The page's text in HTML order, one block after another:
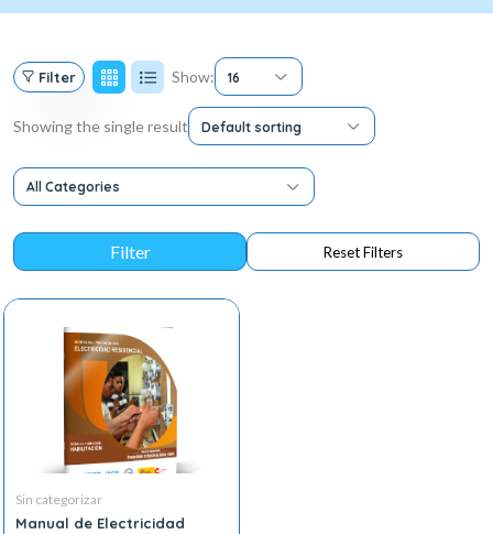
Filter Show: 16
Showing the single result Default sorting
All Categories
Sin categorizar
Manual de Electricidad